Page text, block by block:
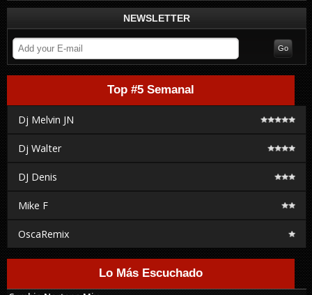
NEWSLETTER
Top #5 Semanal
Dj Melvin JN
Dj Walter
DJ Denis
Mike F
OscaRemix
Lo Más Escuchado